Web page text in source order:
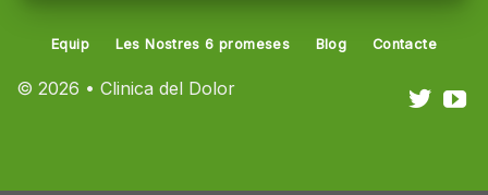
© 2026 • Clinica del Dolor
Equip Les Nostres 6 promeses Blog Contacte